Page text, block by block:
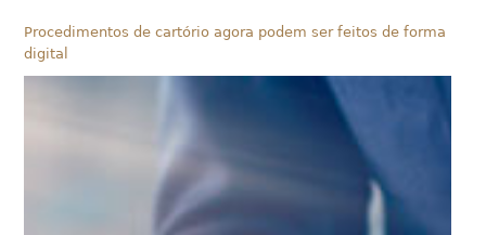
Procedimentos de cartório agora podem ser feitos de forma
digital